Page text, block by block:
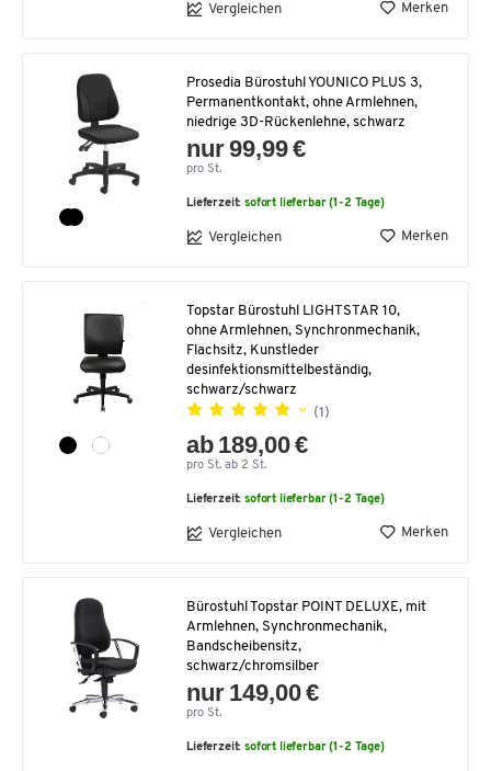
Vergleichen Merken
Prosedia Bürostuhl YOUNICO PLUS 3,
Permanentkontakt, ohne Armlehnen,
niedrige 3D-Rückenlehne, schwarz
nur 99,99 €
pro St.
Lieferzeit:sofort lieferbar (1-2 Tage)
Vergleichen Merken
Topstar Bürostuhl LIGHTSTAR 10,
ohne Armlehnen, Synchronmechanik,
Flachsitz, Kunstleder
desinfektionsmittelbeständig,
schwarz/schwarz
(1)
ab 189,00 €
pro St. ab 2 St.
Lieferzeit:sofort lieferbar (1-2 Tage)
Vergleichen Merken
Bürostuhl Topstar POINT DELUXE, mit
Armlehnen, Synchronmechanik,
Bandscheibensitz,
schwarz/chromsilber
nur 149,00 €
pro St.
Lieferzeit:sofort lieferbar (1-2 Tage)